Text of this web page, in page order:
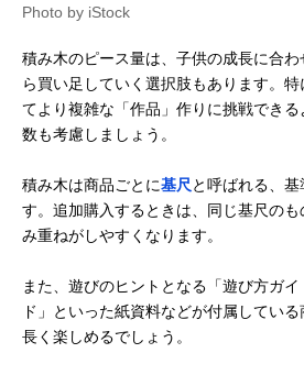
Photo by iStock
積み木のピース量は、子供の成長に合
ら買い足していく選択肢もあります。
てより複雑な「作品」作りに挑戦でき
数も考慮しましょう。
積み木は商品ごとに基尺 と呼ばれる、
す。追加購入するときは、同じ基尺の
み重ねがしやすくなります。
また、遊びのヒントとなる「遊び方ガ
ド」といった紙資料などが付属してい
長く楽しめるでしょう。